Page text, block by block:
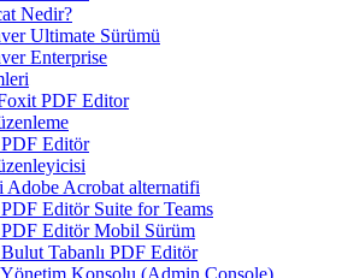
Nedir?
Ultimate Sürümü
Enterprise
PDF Editor
Editör
Adobe Acrobat alternatifi
Editör Suite for Teams
Editör Mobil Sürüm
Tabanlı PDF Editör
Konsolu (Admin Console)